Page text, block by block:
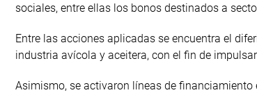
sociales, entre ellas los bonos destinados a
Entre las acciones aplicadas se encuentra el
industria avícola y aceitera, con el fin de
Asimismo, se activaron líneas de financiamiento